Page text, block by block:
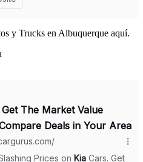
y Trucks en Albuquerque aquí.